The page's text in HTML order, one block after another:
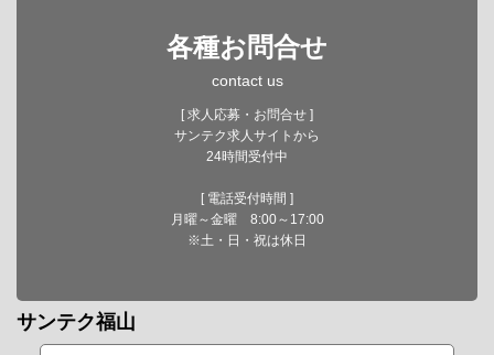
各種お問合せ
contact us
[ 求人応募・お問合せ ]
サンテク求人サイトから
24時間受付中
[ 電話受付時間 ]
月曜～金曜 8:00～17:00
※土・日・祝は休日
サンテク福山